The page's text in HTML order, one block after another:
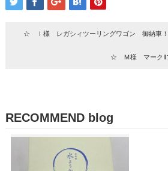
☆ Ｉ様 レガシィツーリングワゴン 御納車
☆ Ｍ様 マークⅡ
RECOMMEND blog